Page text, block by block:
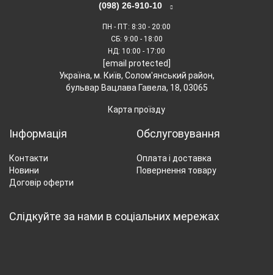
(098) 26-910-10
ПН - ПТ: 8:30 - 20:00
СБ: 9:00 - 18:00
НД: 10:00 - 17:00
[email protected]
Українa, м. Київ, Солом'янський район,
бульвар Вацлава Гавела, 18, 03065
Карта проїзду
Інформація
Контакти
Новини
Договір оферти
Обслуговування
Оплата і доставка
Повернення товару
Слідкуйте за нами в соціальних мережах